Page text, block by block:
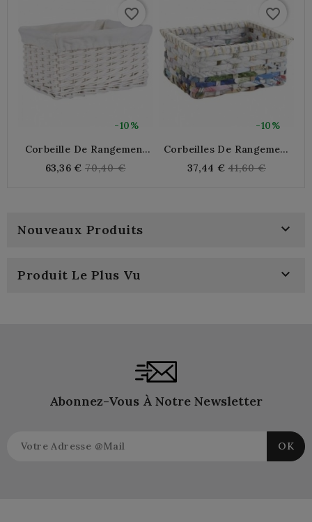
-10%
favorite_border
Corbeille De Rangement
Doublure Coton | Panier
63,36 € Regular
70,40 €
-10%
favorite_border
Corbeilles De Rangement
37,44 € Regular
41,60 €
Nouveaux Produits 
Produit Le Plus Vu 
Abonnez-Vous À Notre Newsletter